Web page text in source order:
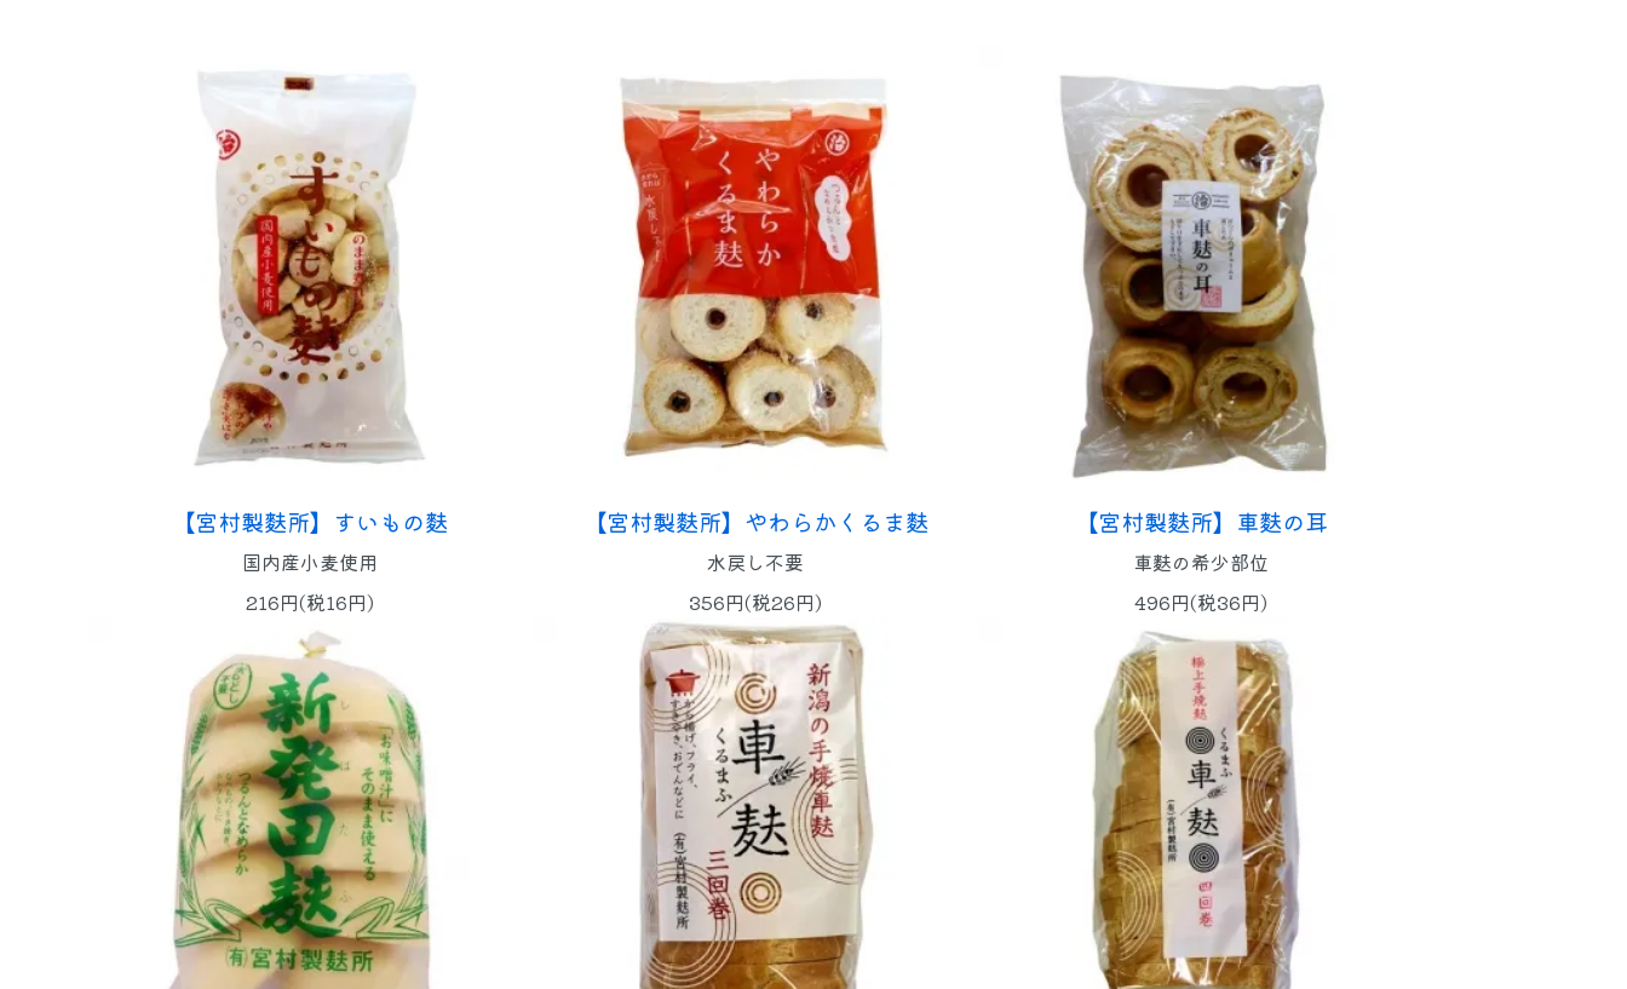
【宮村製麩所】すいもの麩
国内産小麦使用
216円(税16円)
【宮村製麩所】やわらかくるま麩
水戻し不要
356円(税26円)
【宮村製麩所】車麩の耳
車麩の希少部位
496円(税36円)